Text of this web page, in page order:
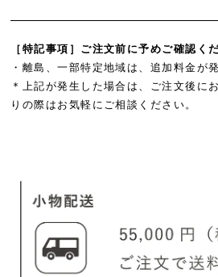
［特記事項］ご注文前に予めご確認く
・離島、一部特定地域は、追加料金が
＊上記が発生した場合は、ご注文後に
りの際はお気軽にご相談ください。